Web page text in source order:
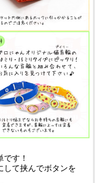
す！
して挟んでボタンを